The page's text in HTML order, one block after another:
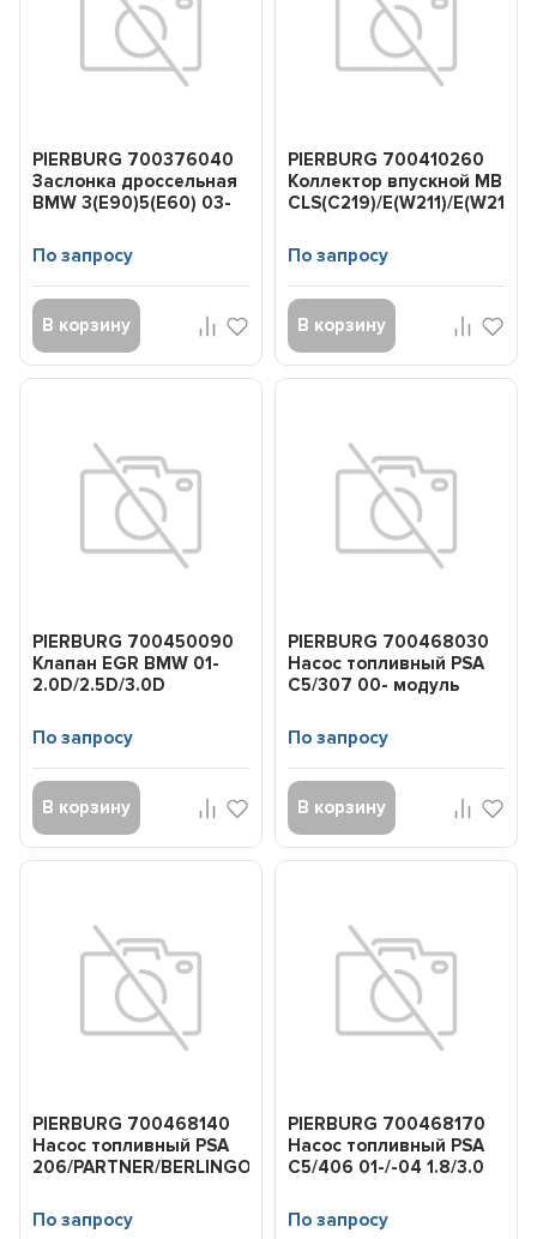
PIERBURG 700376040
Заслонка дроссельная
BMW 3(E90)5(E60) 03-
По запросу
В корзину
PIERBURG 700410260
Коллектор впускной MB
CLS(C219)/E(W211)/
По запросу
В корзину
PIERBURG 700450090
Клапан EGR BMW 01-
2.0D/2.5D/3.0D
По запросу
В корзину
PIERBURG 700468030
Насос топливный PSA
C5/307 00- модуль
По запросу
В корзину
PIERBURG 700468140
Насос топливный PSA
206/PARTNER/BERLINGO/XSARA
По запросу
PIERBURG 700468170
Насос топливный PSA
C5/406 01-/-04 1.8/3.0
По запросу